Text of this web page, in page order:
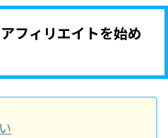
フィリエイトを始め